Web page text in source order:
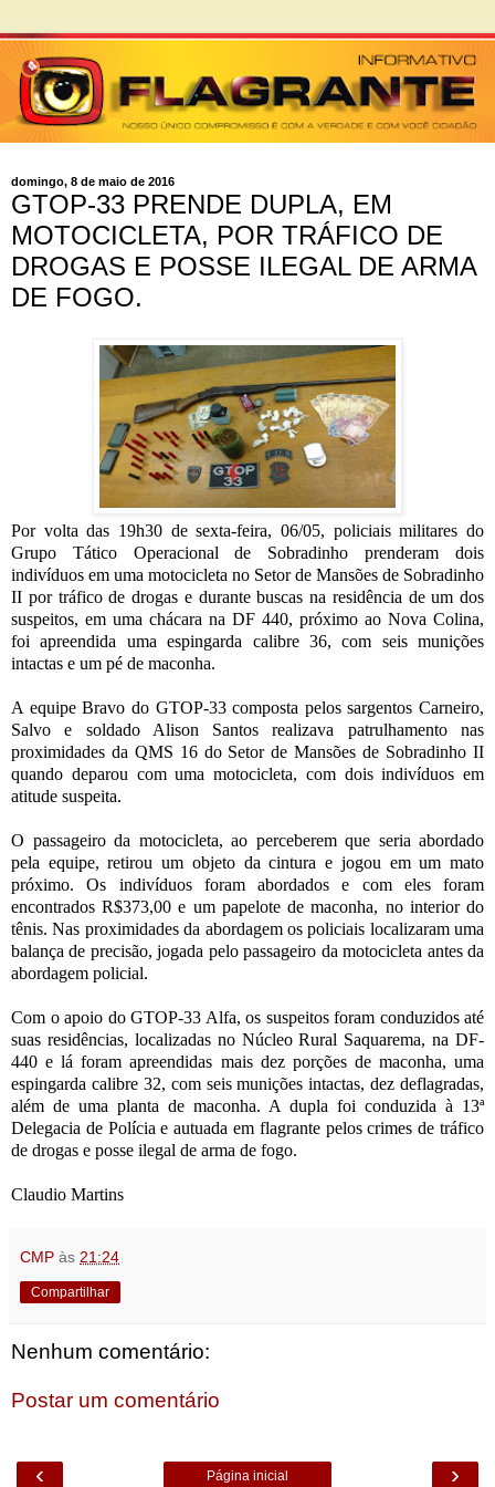
domingo, 8 de maio de 2016
GTOP-33 PRENDE DUPLA, EM
MOTOCICLETA, POR TRÁFICO DE
DROGAS E POSSE ILEGAL DE ARMA
DE FOGO.
Por volta das 19h30 de sexta-feira, 06/05, policiais militares do
Grupo Tático Operacional de Sobradinho prenderam dois
indivíduos em uma motocicleta no Setor de Mansões de Sobradinho
II por tráfico de drogas e durante buscas na residência de um dos
suspeitos, em uma chácara na DF 440, próximo ao Nova Colina,
foi apreendida uma espingarda calibre 36, com seis munições
intactas e um pé de maconha.
A equipe Bravo do GTOP-33 composta pelos sargentos Carneiro,
Salvo e soldado Alison Santos realizava patrulhamento nas
proximidades da QMS 16 do Setor de Mansões de Sobradinho II
quando deparou com uma motocicleta, com dois indivíduos em
atitude suspeita.
O passageiro da motocicleta, ao perceberem que seria abordado
pela equipe, retirou um objeto da cintura e jogou em um mato
próximo. Os indivíduos foram abordados e com eles foram
encontrados R$373,00 e um papelote de maconha, no interior do
tênis. Nas proximidades da abordagem os policiais localizaram uma
balança de precisão, jogada pelo passageiro da motocicleta antes da
abordagem policial.
Com o apoio do GTOP-33 Alfa, os suspeitos foram conduzidos até
suas residências, localizadas no Núcleo Rural Saquarema, na DF-
440 e lá foram apreendidas mais dez porções de maconha, uma
espingarda calibre 32, com seis munições intactas, dez deflagradas,
além de uma planta de maconha. A dupla foi conduzida à 13ª
Delegacia de Polícia e autuada em flagrante pelos crimes de tráfico
de drogas e posse ilegal de arma de fogo.
Claudio Martins
CMP às 21:24
Compartilhar
Nenhum comentário:
Postar um comentário
‹ ›
Página inicial